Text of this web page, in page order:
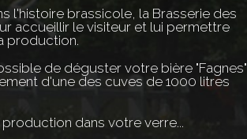
l'histoire brassicole, la Brasserie des
accueillir le visiteur et lui permettre
production.
de déguster votre bière "Fagnes"
d'une des cuves de 1000 litres
dans votre verre...